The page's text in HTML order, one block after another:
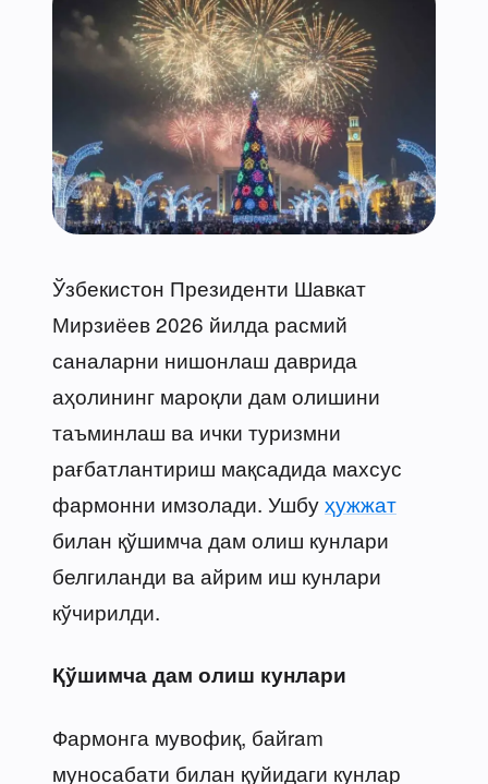
Ўзбекистон Президенти Шавкат
Мирзиёев 2026 йилда расмий
саналарни нишонлаш даврида
аҳолининг мароқли дам олишини
таъминлаш ва ички туризмни
рағбатлантириш мақсадида махсус
фармонни имзолади. Ушбуҳужжат
билан қўшимча дам олиш кунлари
белгиланди ва айрим иш кунлари
кўчирилди.
Қўшимча дам олиш кунлари
Фармонга мувофиқ, байram
муносабати билан қуйидаги кунлар